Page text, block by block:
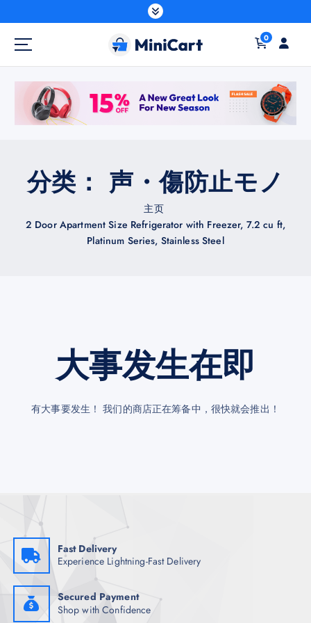
到
0
分类：声・傷防止モノ
主页
2 Door Apartment Size Refrigerator with Freezer, 7.2 cu ft,
Platinum Series, Stainless Steel
大事发生在即
有大事要发生！ 我们的商店正在筹备中，很快就会推出！
Fast Delivery
Experience Lightning-Fast Delivery
Secured Payment
Shop with Confidence